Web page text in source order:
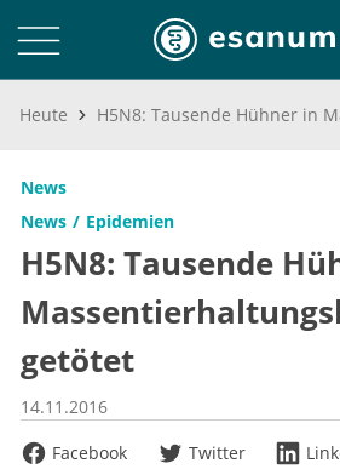
Heute
News
News
Epidemien
H5N8: Tausende
getötet
14.11.2016
Facebook
Twitter